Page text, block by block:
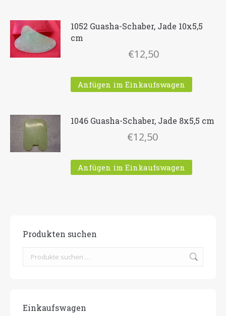
1052 Guasha-Schaber, Jade 10x5,5
cm
€12,50
Anfügen im Einkaufswagen
1046 Guasha-Schaber, Jade 8x5,5 cm
€12,50
Anfügen im Einkaufswagen
Produkten suchen
Einkaufswagen